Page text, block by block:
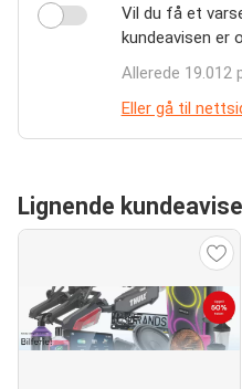
Vil du få et
kundeavisen er
Allerede 19.012
Eller gå til
Lignende